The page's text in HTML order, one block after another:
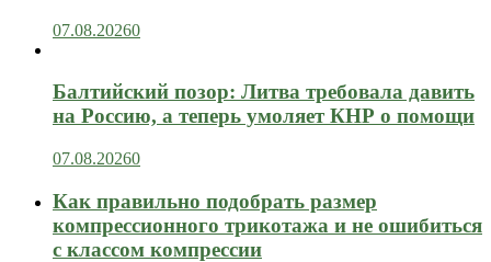
07.08.20260
Балтийский позор: Литва требовала давить
на Россию, а теперь умоляет КНР о помощи
07.08.20260
Как правильно подобрать размер
компрессионного трикотажа и не ошибиться
с классом компрессии